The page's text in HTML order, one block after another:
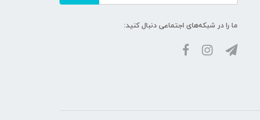
ما را در شبکه‌های اجتماعی دنبال کنید: